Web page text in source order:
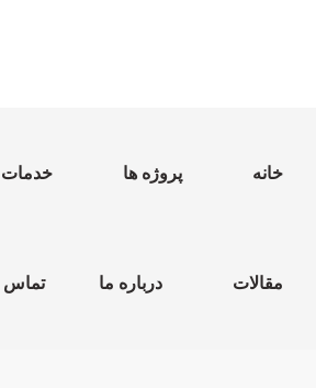
خانه پروژه ها خدمات
مقالات درباره ما تماس